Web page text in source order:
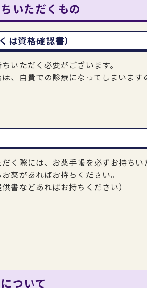
いただくもの
は資格確認書）
いただく必要がございます。
、自費での診療になってしまいます
く際には、お薬手帳を必ずお持ちい
薬があればお持ちください。
書などあればお持ちください）
ついて